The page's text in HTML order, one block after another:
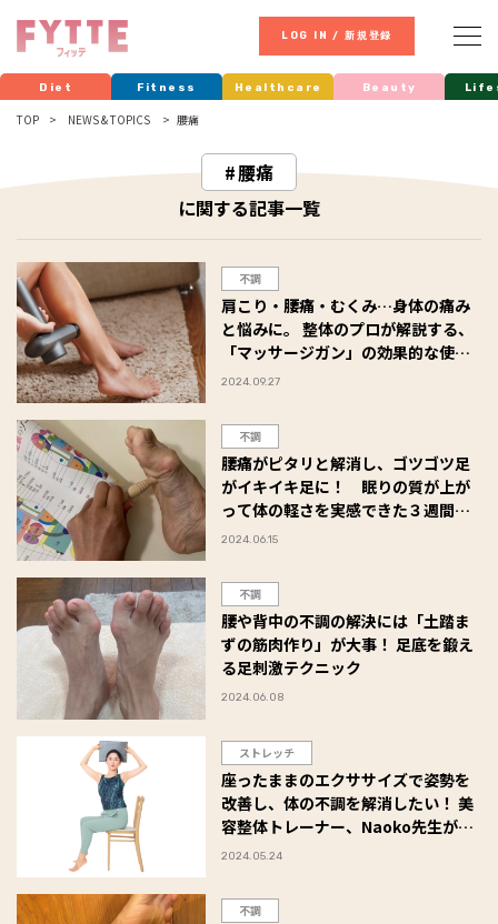
LOG IN / 新規登録
Diet Fitness Healthcare Beauty
TOP NEWS & TOPICS 腰痛
腰痛
に関する記事一覧
不調
肩こり・腰痛・むくみ…身体の痛み
と悩みに。 整体のプロが解説する、
「マッサージガン」の効果的な使い
方とNGな使い方
2024.09.27
不調
腰痛がピタリと解消し、ゴツゴツ足
がイキイキ足に！ 眠りの質が上が
って体の軽さを実感できた３週間の
足刺激体験とは？
2024.06.15
不調
腰や背中の不調の解決には「土踏ま
ずの筋肉作り」が大事！ 足底を鍛え
る足刺激テクニック
2024.06.08
ストレッチ
座ったままのエクササイズで姿勢を
改善し、体の不調を解消したい！ 美
容整体トレーナー、Naoko先生が教
える「座ったままストレッチ」
2024.05.24
不調